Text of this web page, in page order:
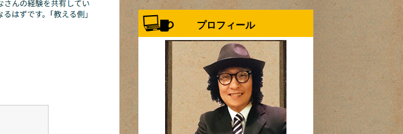
プロフィール